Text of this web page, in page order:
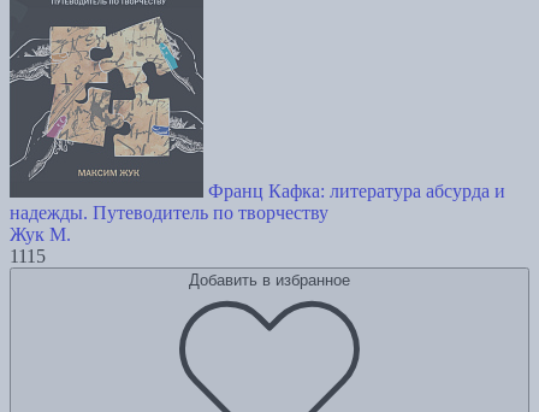
Франц Кафка: литература абсурда и
надежды. Путеводитель по творчеству
Жук М.
1115
Добавить в избранное